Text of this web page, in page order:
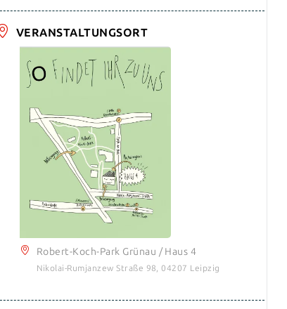
VERANSTALTUNGSORT
Robert-Koch-Park Grünau / Haus 4
Nikolai-Rumjanzew Straße 98, 04207 Leipzig